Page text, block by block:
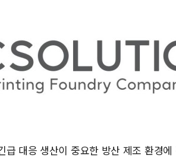
대응 생산이 중요한 방산 제조 환경